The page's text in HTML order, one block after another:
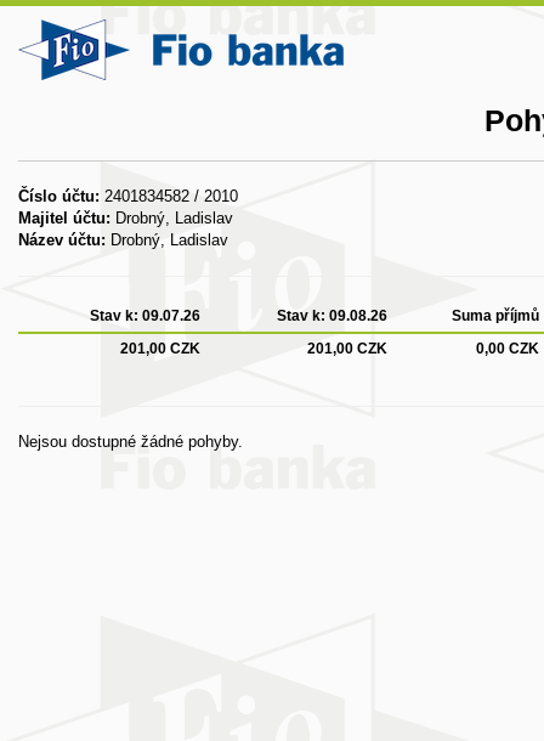
Číslo účtu: 2401834582 / 2010
Majitel účtu: Drobný, Ladislav
Název účtu: Drobný, Ladislav
Stav k: 09.07.26 Stav k: 09.08.26
Suma příjmů
201,00 CZK
201,00 CZK 0,00 CZK
Nejsou dostupné žádné pohyby.